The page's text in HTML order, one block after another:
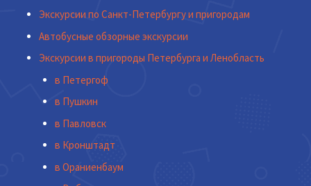
Экскурсии по Санкт-Петербургу и пригородам
Автобусные обзорные экскурсии
Экскурсии в пригороды Петербурга и Ленобласть
в Петергоф
в Пушкин
в Павловск
в Кронштадт
в Ораниенбаум